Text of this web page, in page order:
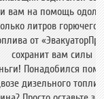
вам на помощь
литров горючего.
от
сохранит вам силы и
Понадобился
дизельного